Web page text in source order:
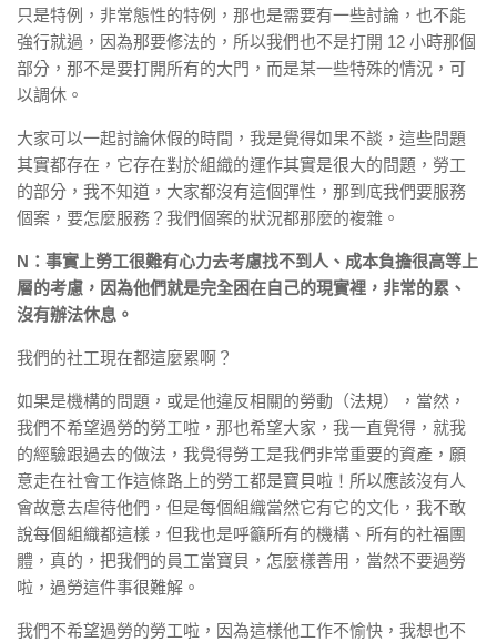
只是特例，非常態性的特例，那也是需要有一些討論，也不能
強行就過，因為那要修法的，所以我們也不是打開 12 小時那個
部分，那不是要打開所有的大門，而是某一些特殊的情況，可
以調休。
大家可以一起討論休假的時間，我是覺得如果不談，這些問題
其實都存在，它存在對於組織的運作其實是很大的問題，勞工
的部分，我不知道，大家都沒有這個彈性，那到底我們要服務
個案，要怎麼服務？我們個案的狀況都那麼的複雜。
N：事實上勞工很難有心力去考慮找不到人、成本負擔很高等上
層的考慮，因為他們就是完全困在自己的現實裡，非常的累、
沒有辦法休息。
我們的社工現在都這麼累啊？
如果是機構的問題，或是他違反相關的勞動（法規），當然，
我們不希望過勞的勞工啦，那也希望大家，我一直覺得，就我
的經驗跟過去的做法，我覺得勞工是我們非常重要的資產，願
意走在社會工作這條路上的勞工都是寶貝啦！所以應該沒有人
會故意去虐待他們，但是每個組織當然它有它的文化，我不敢
說每個組織都這樣，但我也是呼籲所有的機構、所有的社福團
體，真的，把我們的員工當寶貝，怎麼樣善用，當然不要過勞
啦，過勞這件事很難解。
我們不希望過勞的勞工啦，因為這樣他工作不愉快，我想也不